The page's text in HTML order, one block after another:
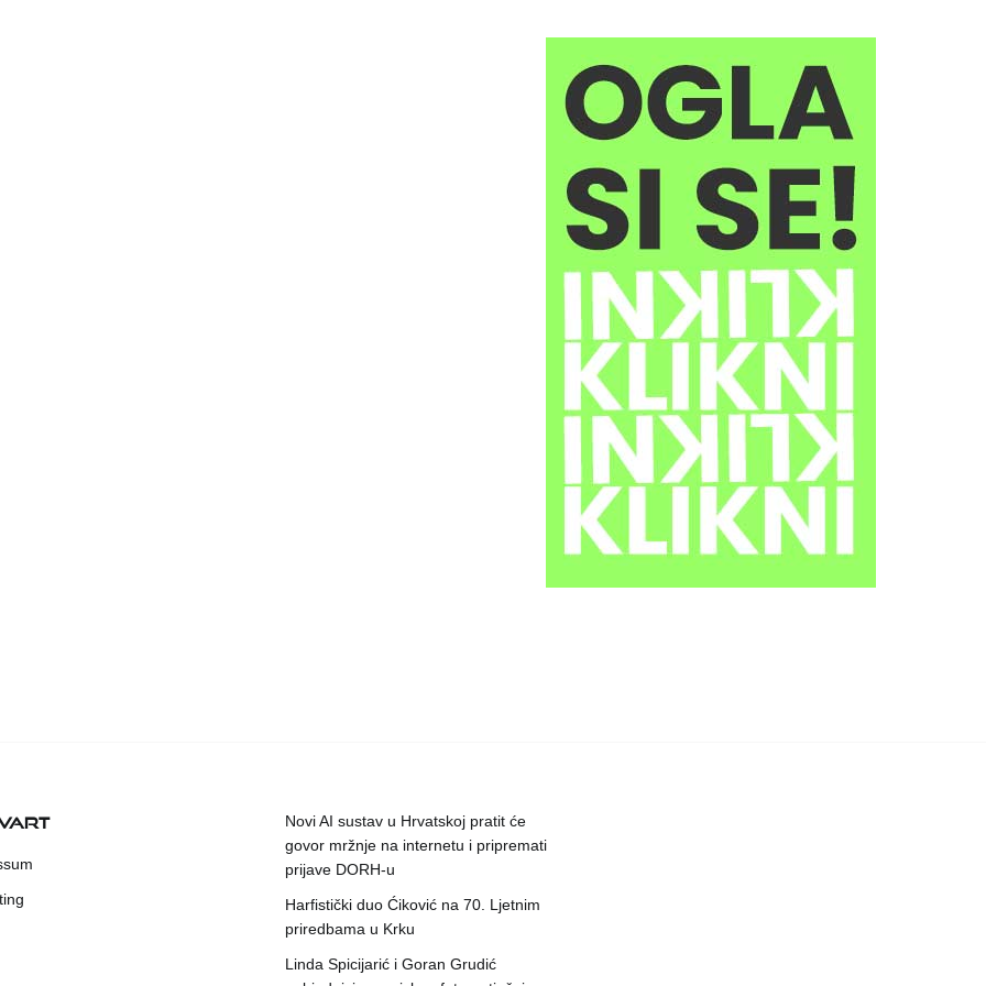
Novi AI sustav u Hrvatskoj pratit će
govor mržnje na internetu i pripremati
prijave DORH-u
Harfistički duo Ćiković na 70. Ljetnim
priredbama u Krku
Linda Spicijarić i Goran Grudić